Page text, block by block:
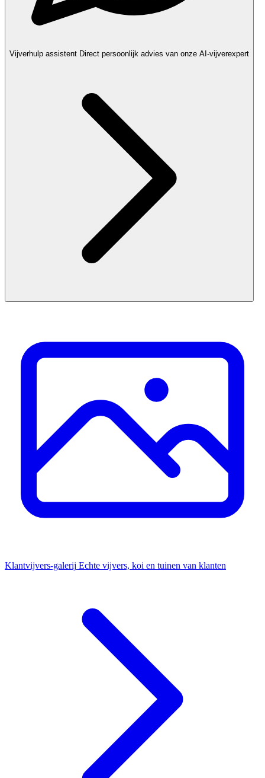
Vijverhulp assistent Direct persoonlijk advies van onze AI-vijverexpert
Klantvijvers-galerij Echte vijvers, koi en tuinen van klanten